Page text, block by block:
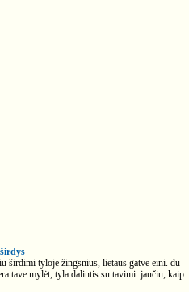
širdimi tyloje žingsnius, lietaus gatve eini. du
tave mylėt, tyla dalintis su tavimi. jaučiu, kaip